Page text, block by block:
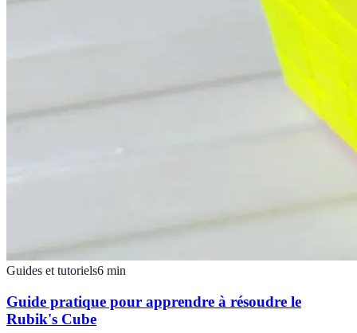
Guides et tutoriels6 min
Guide pratique pour apprendre à résoudre le
Rubik's Cube